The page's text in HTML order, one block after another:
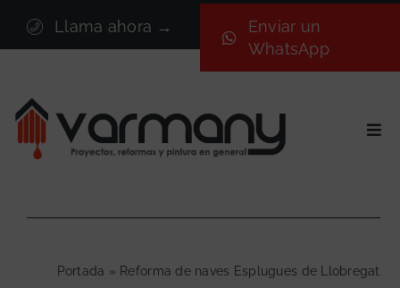
contenido
Llama ahora →
Enviar un
WhatsApp
Sectores
Proyectos
Portada » Reforma de naves Esplugues de Llobregat